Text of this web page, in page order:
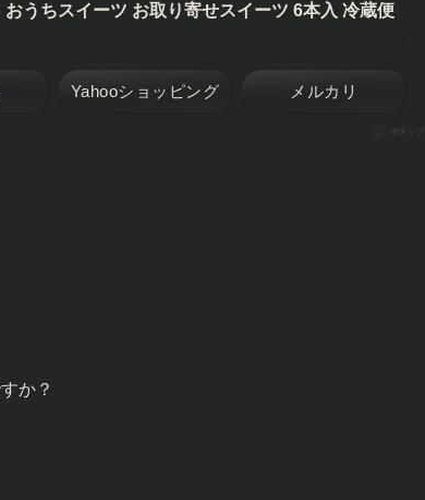
うちスイーツ お取り寄せスイーツ 6本入 冷蔵便
Yahooショッピング メルカリ
ポチップ
か？